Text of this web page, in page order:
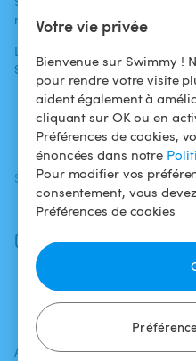
Votre vie privée
Bienvenue sur Swimmy !
pour rendre votre visite
aident également à
cliquant sur OK ou en
Préférences de cookies,
énoncées dans notre
Pour modifier vos
consentement, vous
Préférences de cookies
Ajoutez une date et un
médias
L'aventure
Swimmy
Louer
marche
SUIVEZ-NOUS
Facebook
Instagram